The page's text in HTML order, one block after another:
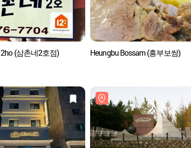
(삼촌네2호점) Heungbu Bossam (흥부보쌈)